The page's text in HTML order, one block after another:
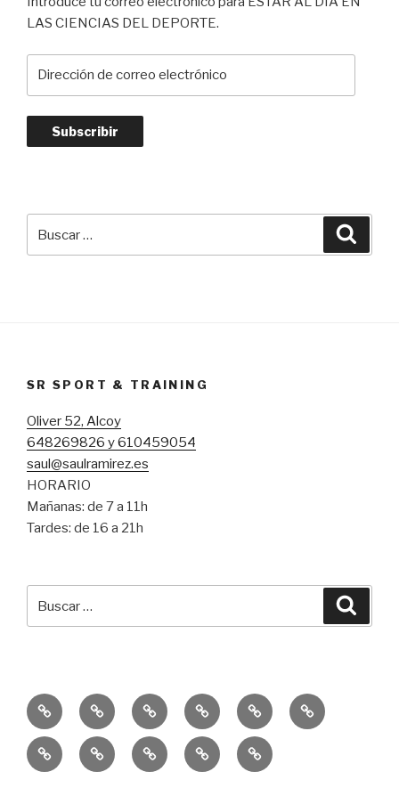
LAS CIENCIAS DEL DEPORTE.
electrónico
Subscribir
por:
SR SPORT & TRAINING
Oliver 52, Alcoy
648269826 y 610459054
saul@saulramirez.es
HORARIO
Mañanas: de 7 a 11h
Tardes: de 16 a 21h
por:
Inicio
Entrenamiento
Personal
Entrenamiento
Funcional
ConsejosServicioEquipo
SR
Educación
Física
Publicaciones
–
10k
Solidaria
Un
Reto
Sprint
Trail